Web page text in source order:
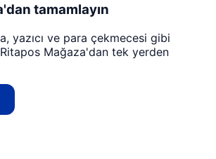
tamamlayın
yazıcı ve para çekmecesi gibi
Ritapos Mağaza'dan tek yerden